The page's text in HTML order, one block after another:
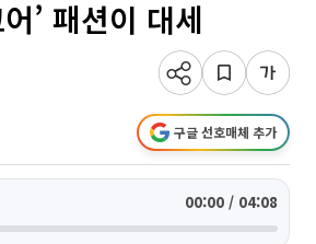
’ 패션이 대세
구글 선호매체 추가
00:00 / 04:08